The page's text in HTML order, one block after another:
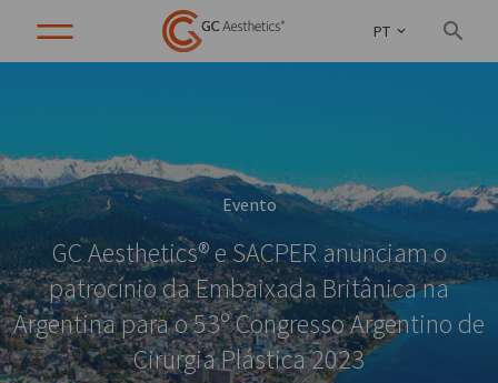
PT
Evento
GC Aesthetics® e SACPER anunciam o
patrocínio da Embaixada Britânica na
Argentina para o 53º Congresso Argentino de
Cirurgia Plástica 2023